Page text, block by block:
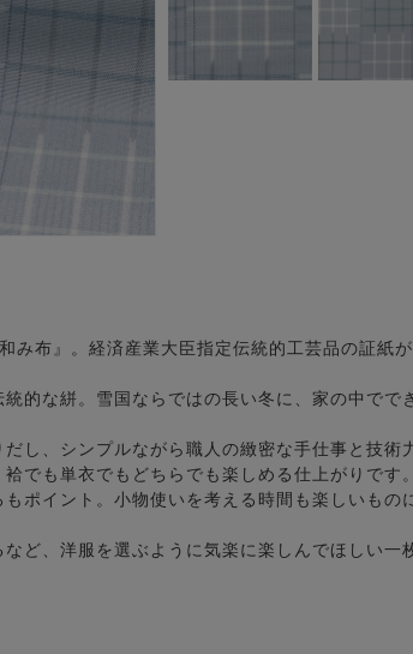
み布』。経済産業大臣指定伝統的工芸品の証紙
的な絣。雪国ならではの長い冬に、家の中でで
し、シンプルながら職人の緻密な手仕事と技術
でも単衣でもどちらでも楽しめる仕上がりです
ポイント。小物使いを考える時間も楽しいもの
ど、洋服を選ぶように気楽に楽しんでほしい一